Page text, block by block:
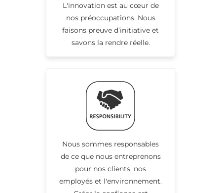
L'innovation est au cœur de
nos préoccupations. Nous
faisons preuve d’initiative et
savons la rendre réelle.
Nous sommes responsables
de ce que nous entreprenons
pour nos clients, nos
employés et l'environnement.